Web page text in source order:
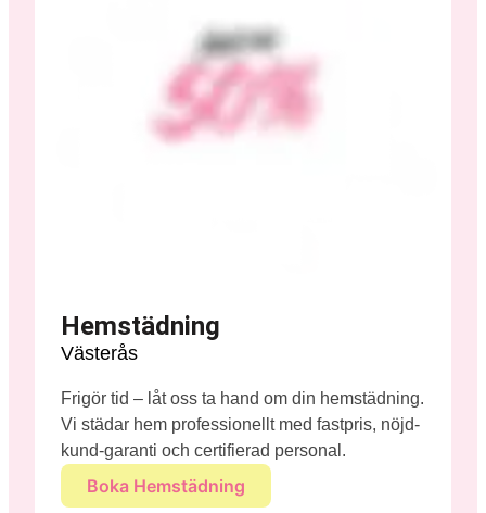
Hemstädning
Västerås
Frigör tid – låt oss ta hand om din hemstädning.
Vi städar hem professionellt med fastpris, nöjd-
kund-garanti och certifierad personal.
Boka Hemstädning